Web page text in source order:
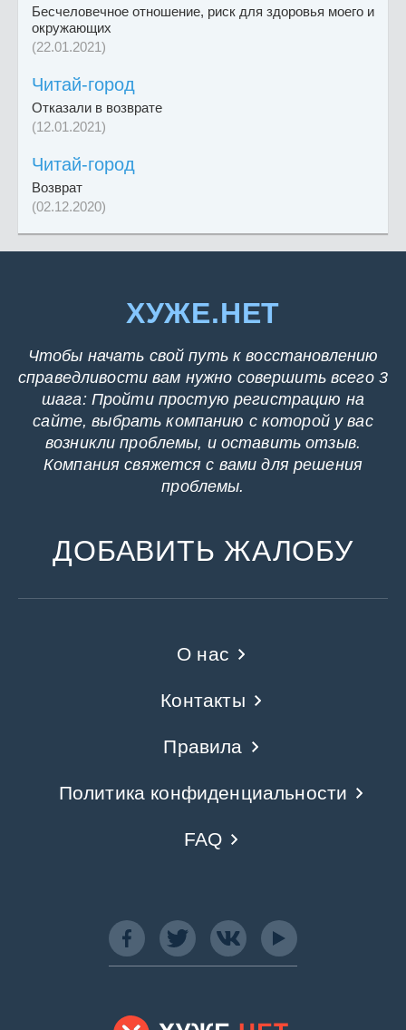
Бесчеловечное отношение, риск для здоровья моего и
окружающих
(22.01.2021)
Читай-город
Отказали в возврате
(12.01.2021)
Читай-город
Возврат
(02.12.2020)
ХУЖЕ.НЕТ
Чтобы начать свой путь к восстановлению
справедливости вам нужно совершить всего 3
шага: Пройти простую регистрацию на
сайте, выбрать компанию с которой у вас
возникли проблемы, и оставить отзыв.
Компания свяжется с вами для решения
проблемы.
ДОБАВИТЬ ЖАЛОБУ
О нас
Контакты
Правила
Политика конфиденциальности
FAQ